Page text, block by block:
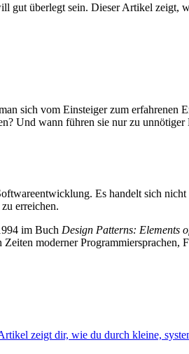
überlegt sein. Dieser Artikel zeigt,
sich vom Einsteiger zum
Und wann führen sie nur zu
Es handelt sich
erreichen.
im Buch Design Patterns: Elements
moderner Programmiersprachen,
zeigt dir, wie du durch kleine,